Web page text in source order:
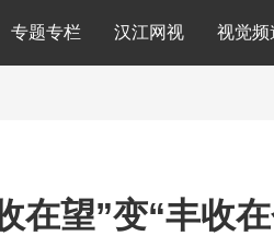
专题专栏 汉江网视 视觉频
在望”变“丰收